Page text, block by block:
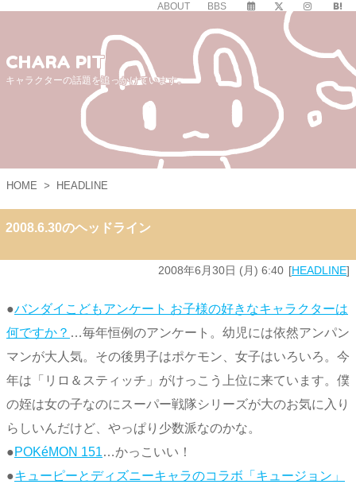
ABOUT BBS
CHARA PIT
キャラクターの話題を追っかけています。
HOME > HEADLINE
2008.6.30のヘッドライン
2008年6月30日 (月) 6:40 HEADLINE
●バンダイこどもアンケート お子様の好きなキャラクターは
何ですか？ …毎年恒例のアンケート。幼児には依然アンパン
マンが大人気。その後男子はポケモン、女子はいろいろ。今
年は「リロ＆スティッチ」がけっこう上位に来ています。僕
の姪は女の子なのにスーパー戦隊シリーズが大のお気に入り
らしいんだけど、やっぱり少数派なのかな。
●POKéMON 151…かっこいい！
●キューピーとディズニーキャラのコラボ「キュージョン」